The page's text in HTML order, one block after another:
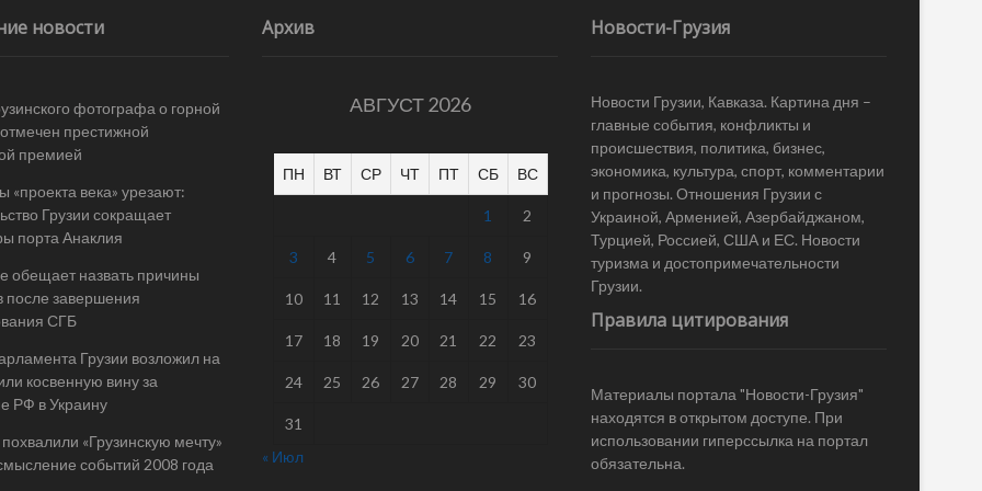
новости
фотографа о горной
престижной
премией
«проекта века» урезают:
Грузии сокращает
порта Анаклия
обещает назвать причины
после завершения
СГБ
Грузии возложил на
косвенную вину за
РФ в Украину
«Грузинскую мечту»
событий 2008 года
Архив
АВГУСТ 2026
ПН ВТ СР ЧТ ПТ СБ ВС
1 2
3 4 5 6 7 8 9
10 11 12 13 14 15 16
17 18 19 20 21 22 23
24 25 26 27 28 29 30
31
« Июл
Новости-Грузия
Новости Грузии, Кавказа. Картина дня –
главные события, конфликты и
происшествия, политика, бизнес,
экономика, культура, спорт, комментарии
и прогнозы. Отношения Грузии с
Украиной, Арменией, Азербайджаном,
Турцией, Россией, США и ЕС. Новости
туризма и достопримечательности
Грузии.
Правила цитирования
Материалы портала "Новости-Грузия"
находятся в открытом доступе. При
использовании гиперссылка на портал
обязательна.